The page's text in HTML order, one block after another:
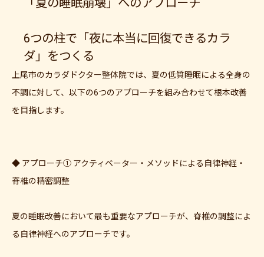
6つの柱で「夜に本当に回復できるカラ
ダ」をつくる
上尾市のカラダドクター整体院では、夏の低質睡眠による全身の
不調に対して、以下の6つのアプローチを組み合わせて根本改善
を目指します。
◆ アプローチ① アクティベーター・メソッドによる自律神経・
脊椎の精密調整
夏の睡眠改善において最も重要なアプローチが、脊椎の調整によ
る自律神経へのアプローチです。